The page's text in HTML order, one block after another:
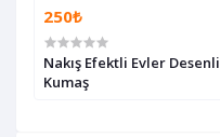
250₺
Nakış Efektli Evler Desenli
Kumaş